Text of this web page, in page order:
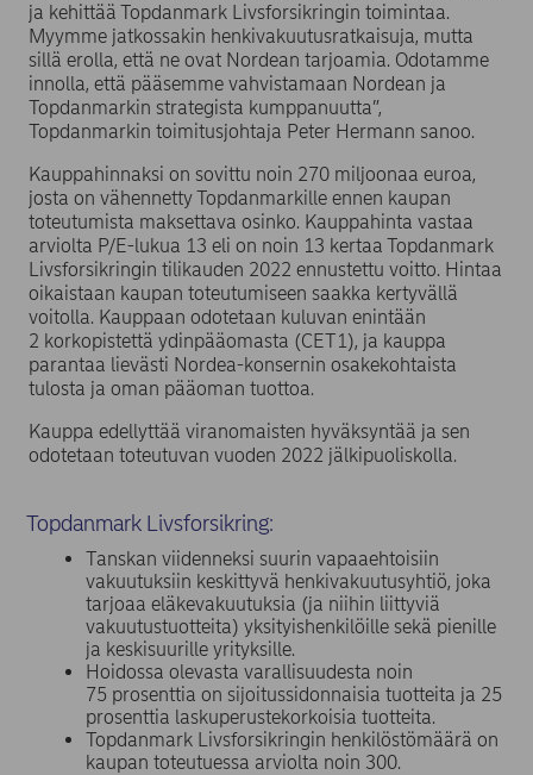
ja kehittää Topdanmark Livsforsikringin toimintaa.
Myymme jatkossakin henkivakuutusratkaisuja, mutta
sillä erolla, että ne ovat Nordean tarjoamia. Odotamme
innolla, että pääsemme vahvistamaan Nordean ja
Topdanmarkin strategista kumppanuutta”,
Topdanmarkin toimitusjohtaja Peter Hermann sanoo.
Kauppahinnaksi on sovittu noin 270 miljoonaa euroa,
josta on vähennetty Topdanmarkille ennen kaupan
toteutumista maksettava osinko. Kauppahinta vastaa
arviolta P/E-lukua 13 eli on noin 13 kertaa Topdanmark
Livsforsikringin tilikauden 2022 ennustettu voitto. Hintaa
oikaistaan kaupan toteutumiseen saakka kertyvällä
voitolla. Kauppaan odotetaan kuluvan enintään
2 korkopistettä ydinpääomasta (CET1), ja kauppa
parantaa lievästi Nordea-konsernin osakekohtaista
tulosta ja oman pääoman tuottoa.
Kauppa edellyttää viranomaisten hyväksyntää ja sen
odotetaan toteutuvan vuoden 2022 jälkipuoliskolla.
Topdanmark Livsforsikring:
Tanskan viidenneksi suurin vapaaehtoisiin
vakuutuksiin keskittyvä henkivakuutusyhtiö, joka
tarjoaa eläkevakuutuksia (ja niihin liittyviä
vakuutustuotteita) yksityishenkilöille sekä pienille
ja keskisuurille yrityksille.
Hoidossa olevasta varallisuudesta noin
75 prosenttia on sijoitussidonnaisia tuotteita ja 25
prosenttia laskuperustekorkoisia tuotteita.
Topdanmark Livsforsikringin henkilöstömäärä on
kaupan toteutuessa arviolta noin 300.